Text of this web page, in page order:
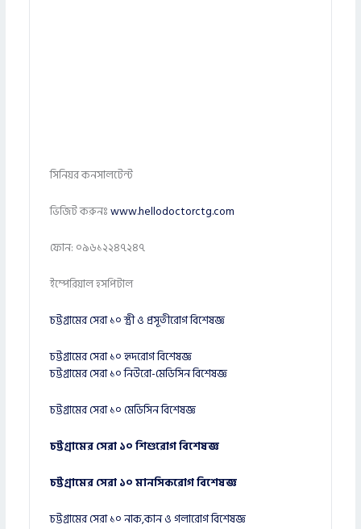
সিনিয়র কনসালটেন্ট
ভিজিট করুনঃwww.hellodoctorctg.com
ফোন: ০৯৬১২২৪৭২৪৭
ইম্পেরিয়াল হসপিটাল
চট্টগ্রামের সেরা ১০ স্ত্রী ও প্রসূতীরোগ বিশেষজ্ঞ
চট্টগ্রামের সেরা ১০ হৃদরোগ বিশেষজ্ঞ
চট্টগ্রামের সেরা ১০ নিউরো-মেডিসিন বিশেষজ্ঞ
চট্টগ্রামের সেরা ১০ মেডিসিন বিশেষজ্ঞ
চট্টগ্রামের সেরা ১০ শিশুরোগ বিশেষজ্ঞ
চট্টগ্রামের সেরা ১০ মানসিকরোগ বিশেষজ্ঞ
চট্টগ্রামের সেরা ১০ নাক,কান ও গলারোগ বিশেষজ্ঞ